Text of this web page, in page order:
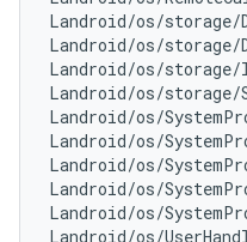
Landroid/os/
Landroid/os/
Landroid/os/
Landroid/os/
Landroid/os/
Landroid/os/
Landroid/os/
Landroid/os/
Landroid/os/
Landroid/os/